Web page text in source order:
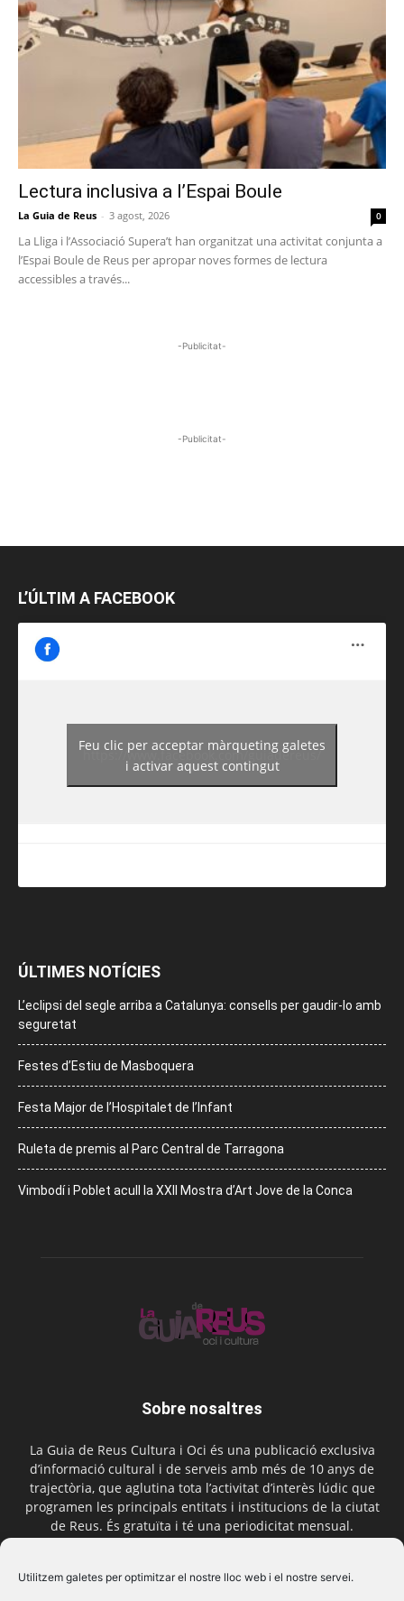
Utilitzem galetes per optimitzar el nostre lloc web i el nostre servei.
Lectura inclusiva a l’Espai Boule
La Guia de Reus - 3 agost, 2026 0
La Lliga i l’Associació Supera’t han organitzat una activitat conjunta a
l’Espai Boule de Reus per apropar noves formes de lectura
accessibles a través...
-Publicitat-
-Publicitat-
L’ÚLTIM A FACEBOOK
https://www.facebook.com/guiadereus/
Feu clic per acceptar màrqueting galetes
i activar aquest contingut
ÚLTIMES NOTÍCIES
L’eclipsi del segle arriba a Catalunya: consells per gaudir-lo amb
seguretat
Festes d’Estiu de Masboquera
Festa Major de l’Hospitalet de l’Infant
Ruleta de premis al Parc Central de Tarragona
Vimbodí i Poblet acull la XXII Mostra d’Art Jove de la Conca
Sobre nosaltres
La Guia de Reus Cultura i Oci és una publicació exclusiva
d’informació cultural i de serveis amb més de 10 anys de
trajectòria, que aglutina tota l’activitat d’interès lúdic que
programen les principals entitats i institucions de la ciutat
de Reus. És gratuïta i té una periodicitat mensual.